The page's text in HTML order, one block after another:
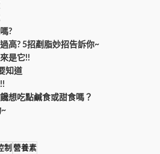
?
高? 5招剷脂妙招告訴你~
是它!!
知道
想吃點鹹食或甜食嗎？
制 營養素